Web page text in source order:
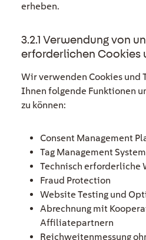
erheben.
3.2.1 Verwendung von
erforderlichen Cookies
Wir verwenden Cookies und
Ihnen folgende Funktionen
zu können:
Consent Management
Tag Management System
Technisch erforderliche
Fraud Protection
Website Testing und
Abrechnung mit
Affiliatepartnern
Reichweitenmessung